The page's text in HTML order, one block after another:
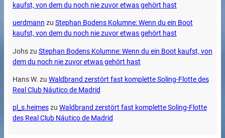
kaufst, von dem du noch nie zuvor etwas gehört hast
uerdmann zu Stephan Bodens Kolumne: Wenn du ein Boot
kaufst, von dem du noch nie zuvor etwas gehört hast
Johszu Stephan Bodens Kolumne: Wenn du ein Boot kaufst, von
dem du noch nie zuvor etwas gehört hast
Hans W. zu Waldbrand zerstört fast komplette Soling-Flotte des
Real Club Náutico de Madrid
pl_s.heimeszu Waldbrand zerstört fast komplette Soling-Flotte
des Real Club Náutico de Madrid